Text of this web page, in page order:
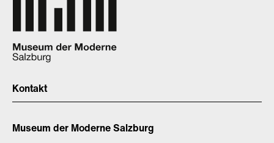
Kontakt
Museum der Moderne Salzburg